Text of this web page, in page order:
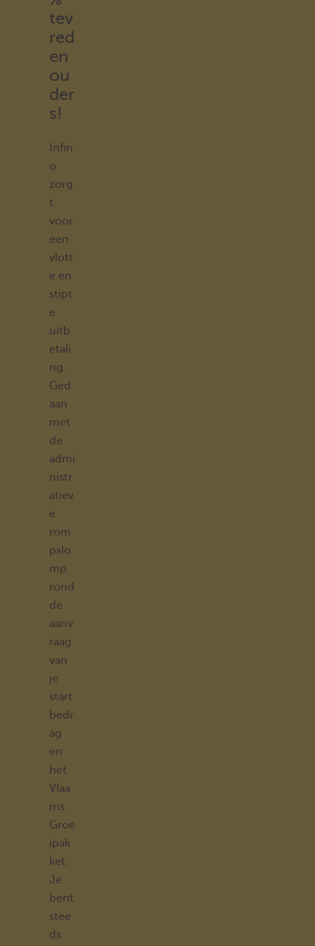
tev
red
en
ou
der
s!
Infin
o
zorg
t
voor
een
vlott
e en
stipt
e
uitb
etali
ng.
Ged
aan
met
de
admi
nistr
atiev
e
rom
pslo
mp
rond
de
aanv
raag
van
je
start
bedr
ag
en
het
Vlaa
ms
Groe
ipak
ket.
Je
bent
stee
ds